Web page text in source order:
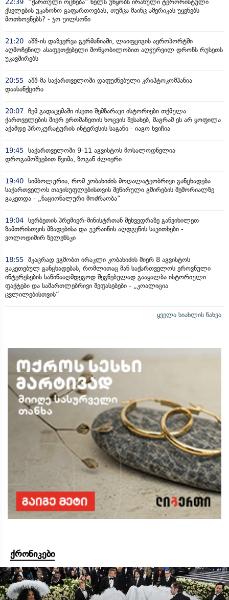
22:39
“ქართული ოცნება” ხელს უწყობს ირანული ტერორისტული
ქსელების უკანონო გაფართოებას, თუმცა მაინც ამერიკას უყენებს
მოთხოვნებს? - ჯო უილსონი
21:20 აშშ-ის დაზვერვა გერმანიაში, ლაიფციგის აეროპორტში
აღმოჩენილ ასაფეთქებელი მოწყობილობით აღჭურვილ დრონს რუსეთს
უკავშირებს
20:55 აშშ-მა საქართველოში დაფუძნებული კრიპტოკომპანია
დაასანქცირა
20:07 ჩემ გადაცემაში ისეთი შემზარავი ისტორიები თქმულა
ქართველების მიერ ერთმანეთის ხოცვის შესახებ, მაგრამ ეს არ ყოფილა
აქამდე პროკურატურის ინტერესის საგანი - იაგო ხვიჩია
19:45 საქართველოში 9-11 აგვისტოს მოსალოდნელია
დროგამოშვებით წვიმა, ზოგან ძლიერი
19:40 სიმბოლურია, რომ კობახიძის მოღალატეობრივი განცხადება
საქართველოს თავისუფლებისთვის შეწირული გმირების მემორიალზე
გაკეთდა - „ნაციონალური მოძრაობა“
19:04 სერბეთის პრემიერ-მინისტრთან შეხვედრაზე განვიხილეთ
ზამთრისთვის მზადებისა და უკრაინის აღდგენის საკითხები -
ვოლოდიმირ ზელენსკი
18:55 მკაცრად ვგმობთ ირაკლი კობახიძის მიერ 8 აგვისტოს
გაკეთებულ განცხადებას, რომლითაც მან საქართველოს ეროვნული
ინტერესების საწინააღმდეგოდ შეგნებულად გააყალბა ისტორიული
ფაქტები და სამართლებრივი შეფასებები - „კოალიცია
ცვლილებისთვის“
ყველა სიახლის ნახვა
ქრონიკები